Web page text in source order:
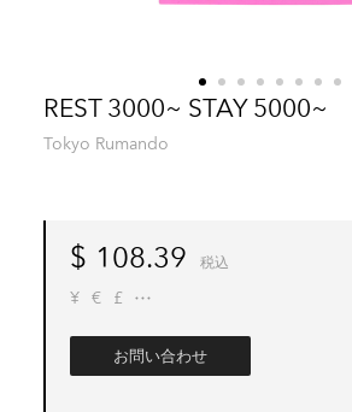
REST 3000~ STAY 5000~
Tokyo Rumando
$ 108.39 税込
¥ € £
お問い合わせ